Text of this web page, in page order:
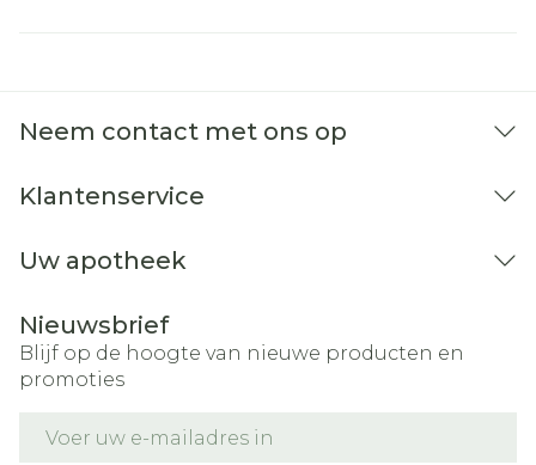
Neem contact met ons op
Klantenservice
Uw apotheek
Nieuwsbrief
Blijf op de hoogte van nieuwe producten en
promoties